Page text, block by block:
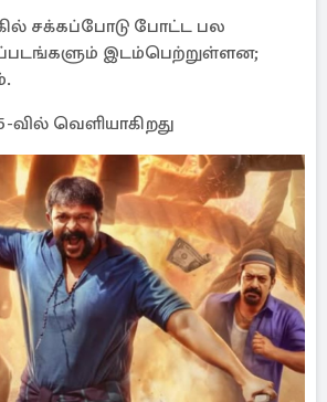
சக்கப்போடு போட்ட பல
இடம்பெற்றுள்ளன;
வில் வெளியாகிறது